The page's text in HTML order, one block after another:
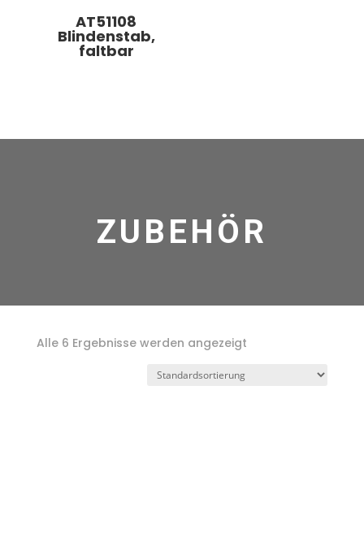
AT51108
Blindenstab,
faltbar
ZUBEHÖR
Alle 6 Ergebnisse werden angezeigt